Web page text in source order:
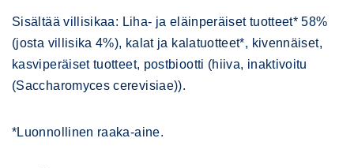
Sisältää villisikaa: Liha- ja eläinperäiset tuotteet* 58%
(josta villisika 4%), kalat ja kalatuotteet*, kivennäiset,
kasviperäiset tuotteet, postbiootti (hiiva, inaktivoitu
(Saccharomyces cerevisiae)).
*Luonnollinen raaka-aine.